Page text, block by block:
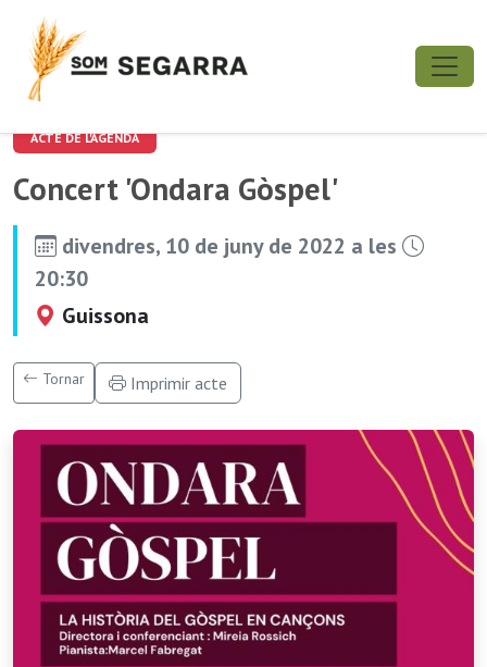
ACTE DE L'AGENDA
Concert 'Ondara Gòspel'
divendres, 10 de juny de 2022 a les
20:30
Guissona
Tornar Imprimir acte